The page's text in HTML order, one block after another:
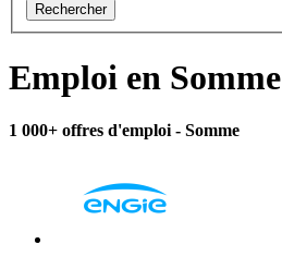
Rechercher
Emploi en Somme
1 000+ offres d'emploi - Somme